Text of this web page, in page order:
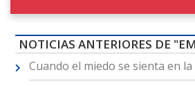
NOTICIAS ANTERIORES DE
Cuando el miedo se sienta en